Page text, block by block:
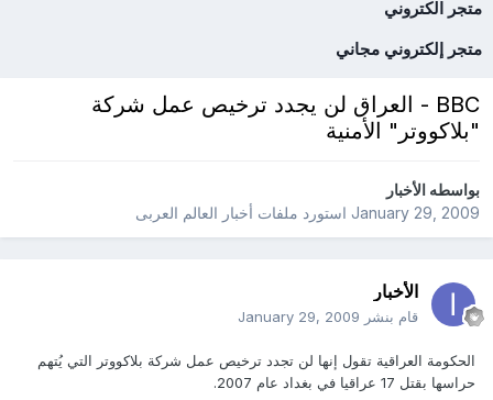
متجر الكتروني
متجر إلكتروني مجاني
BBC - العراق لن يجدد ترخيص عمل شركة
"بلاكووتر" الأمنية
بواسطهالأخبار
January 29, 2009استورد ملفات أخبار العالم العربى
الأخبار
قام بنشر January 29, 2009
الحكومة العراقية تقول إنها لن تجدد ترخيص عمل شركة بلاكووتر التي يُتهم
حراسها بقتل 17 عراقيا في بغداد عام 2007.